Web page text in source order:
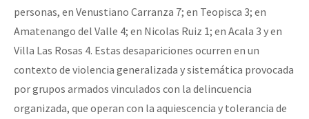
personas, en Venustiano Carranza 7; en Teopisca 3; en
Amatenango del Valle 4; en Nicolas Ruiz 1; en Acala 3 y en
Villa Las Rosas 4. Estas desapariciones ocurren en un
contexto de violencia generalizada y sistemática provocada
por grupos armados vinculados con la delincuencia
organizada, que operan con la aquiescencia y tolerancia de